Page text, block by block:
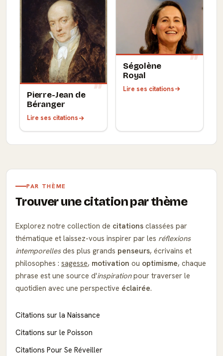
Pierre-Jean de
Béranger
Lire ses citations
Ségolène
Royal
Lire ses citations
PAR THÈME
Trouver une citation par thème
Explorez notre collection de citations classées par
thématique et laissez-vous inspirer par les réflexions
intemporellesdes plus grands penseurs, écrivains et
philosophes : sagesse, motivation ou optimisme, chaque
phrase est une source d'inspirationpour traverser le
quotidien avec une perspective éclairée.
Citations sur la Naissance
Citations sur le Poisson
Citations Pour Se Réveiller